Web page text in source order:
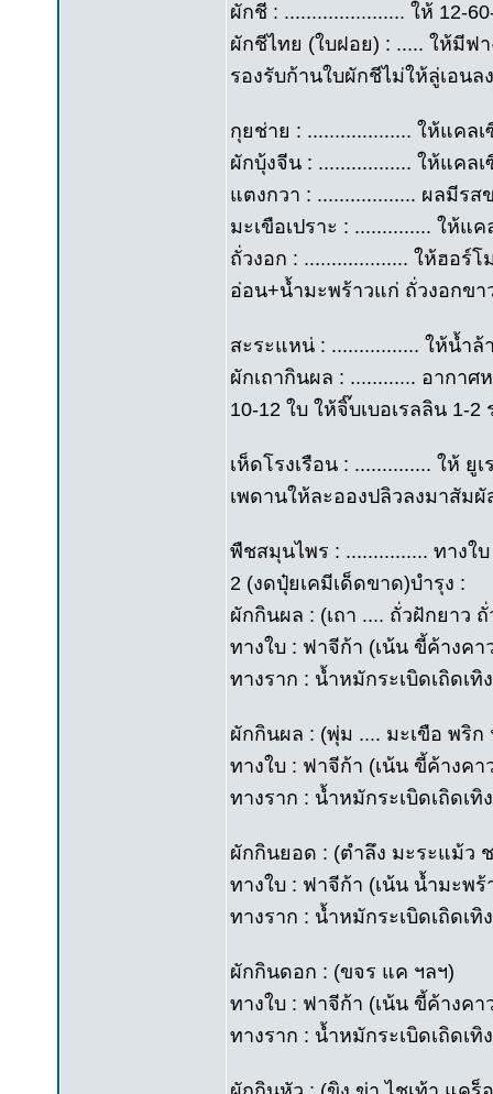
ผักชี : ...................... ให้ 12-
ผักชีไทย (ใบฝอย) : ..... ให้มี
รองรับก้านใบผักชีไม่ให้ลู่เอนล
กุยช่าย : ................... ให้แคล
ผักบุ้งจีน : ................. ให้แค
แตงกวา : .................. ผลมีรส
มะเขือเปราะ : .............. ให้แ
ถั่วงอก : ................... ให้ฮอร์
อ่อน+น้ำมะพร้าวแก่ ถั่วงอกข
สะระแหน่ : ................ ให้น้ำ
ผักเถากินผล : ............ อากา
10-12 ใบ ให้จิ๊บเบอเรลลิน 1-
เห็ดโรงเรือน : .............. ให้
เพดานให้ละอองปลิวลงมาสัมผั
พืชสมุนไพร : ............... ทางใ
2 (งดปุ๋ยเคมีเด็ดขาด)บำรุง :
ผักกินผล : (เถา .... ถั่วฝักยาว
ทางใบ : ฟาจีก้า (เน้น ขี้ค้างค
ทางราก : น้ำหมักระเบิดเถิดเ
ผักกินผล : (พุ่ม .... มะเขือ พริก
ทางใบ : ฟาจีก้า (เน้น ขี้ค้างค
ทางราก : น้ำหมักระเบิดเถิดเทิ
ผักกินยอด : (ตำลึง มะระแม้ว
ทางใบ : ฟาจีก้า (เน้น น้ำมะพ
ทางราก : น้ำหมักระเบิดเถิดเทิ
ผักกินดอก : (ขจร แค ฯลฯ)
ทางใบ : ฟาจีก้า (เน้น ขี้ค้างคา
ทางราก : น้ำหมักระเบิดเถิดเทิ